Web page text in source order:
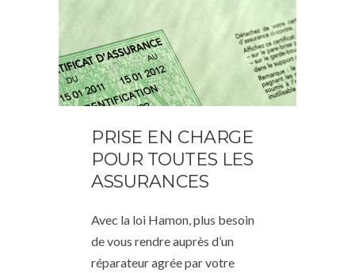
PRISE EN CHARGE
POUR TOUTES LES
ASSURANCES
Avec la loi Hamon, plus besoin
de vous rendre auprès d’un
réparateur agrée par votre